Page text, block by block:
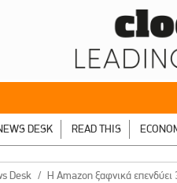
DESK READ THIS
Desk
H Amazon ξαφνικά επενδύει